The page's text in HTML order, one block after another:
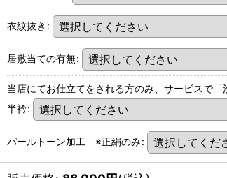
衣紋抜き :
居敷当ての有無:
当店にてお仕立てをされる方のみ、サービスで「
半衿:
パールトーン加工 ※正絹のみ: